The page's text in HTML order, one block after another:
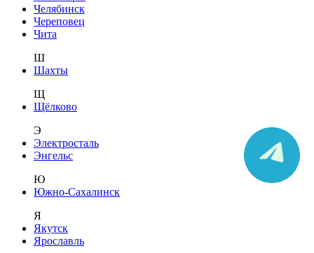
Челябинск
Череповец
Чита
Ш
Шахты
Щ
Щёлково
Э
Электросталь
Энгельс
Ю
Южно-Сахалинск
Я
Якутск
Ярославль